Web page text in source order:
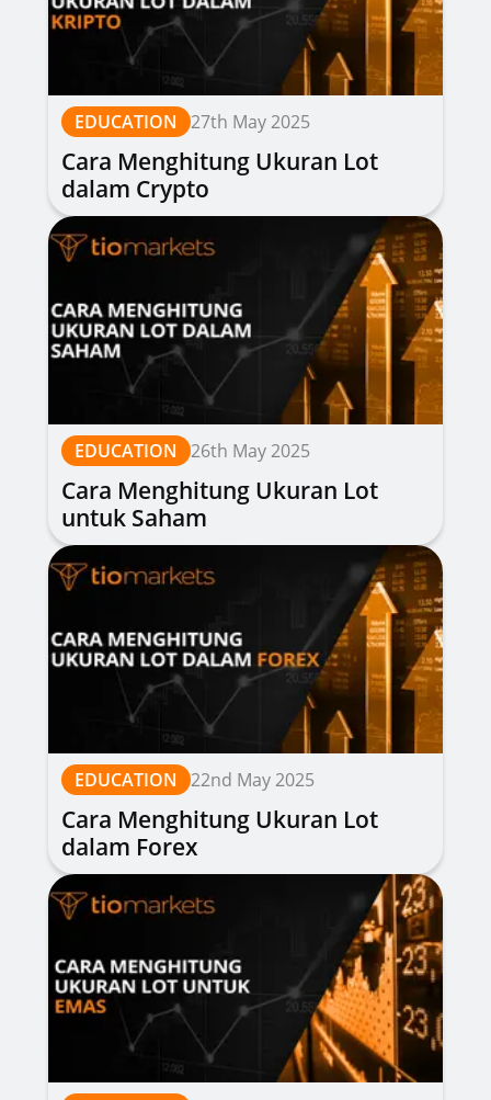
EDUCATION 27th May 2025
Cara Menghitung Ukuran Lot
dalam Crypto
EDUCATION 26th May 2025
Cara Menghitung Ukuran Lot
untuk Saham
EDUCATION 22nd May 2025
Cara Menghitung Ukuran Lot
dalam Forex